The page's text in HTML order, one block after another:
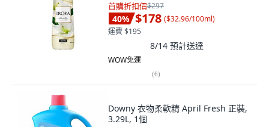
首購折扣價$297
40% $178 ($32.96/100ml)
運費 $195
8/14 預計送達
WOW免運
(6)
Downy 衣物柔軟精 April Fresh 正裝,
3.29L, 1個